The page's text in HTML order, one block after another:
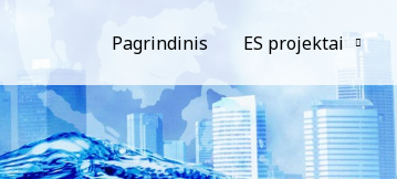
Pagrindinis ES projektai